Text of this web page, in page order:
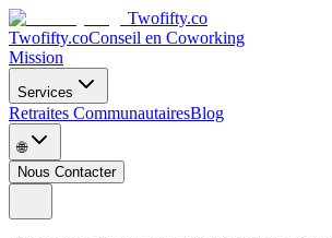
Twofifty.co
Twofifty.coConseil en Coworking
Mission
Services
Retraites CommunautairesBlog
🌐
Nous Contacter